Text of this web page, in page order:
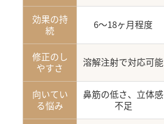
効果の持
続
6〜18ヶ月程度
修正のし
やすさ
溶解注射で対応可能
向いてい
る悩み
鼻筋の低さ、立体感
不足